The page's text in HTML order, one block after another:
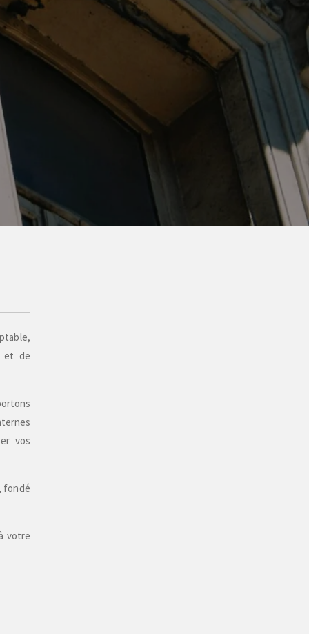
et de
vos
fondé
votre